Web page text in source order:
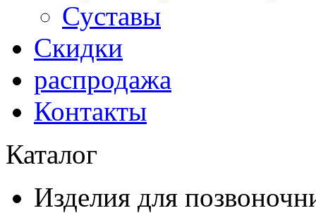
Суставы
Скидки
распродажа
Контакты
Каталог
Изделия для